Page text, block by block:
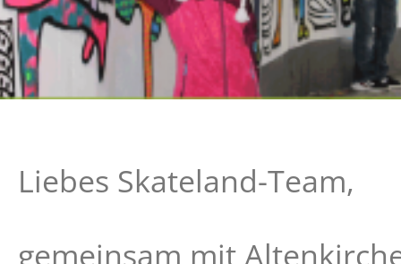
Liebes Skateland-Team,
gemeinsam mit